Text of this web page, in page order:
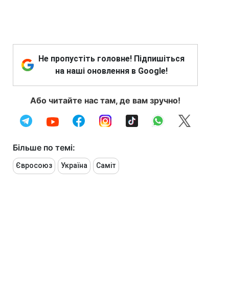
Не пропустіть головне! Підпишіться
на наші оновлення в Google!
Або читайте нас там, де вам зручно!
Більше по темі:
Євросоюз Україна Саміт